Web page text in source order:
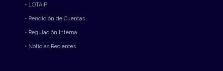
• LOTAIP
• Rendición de Cuentas
• Regulación Interna
• Noticias Recientes